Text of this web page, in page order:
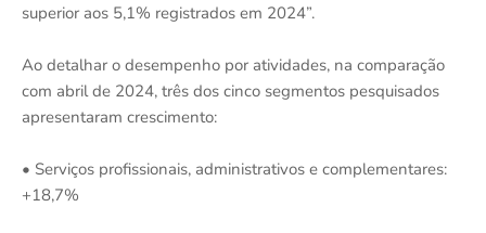
superior aos 5,1% registrados em 2024”.
Ao detalhar o desempenho por atividades, na comparação
com abril de 2024, três dos cinco segmentos pesquisados
apresentaram crescimento:
• Serviços profissionais, administrativos e complementares:
+18,7%